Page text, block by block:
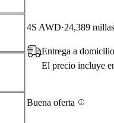
4S AWD 24,389 millas
Entrega a
El precio incluye
Buena oferta